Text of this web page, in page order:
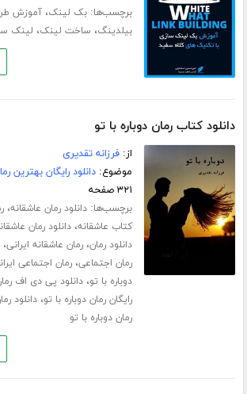
برچسب‌ها:بک لینک،آموزش
بیلدینگ، ساخت لینک، لینک
دانلود کتاب رمان دوباره با تو
از:فرزانه تقدیری
موضوع:دانلود رایگان بهترین
۳۲۱ صفحه
برچسب‌ها:دانلود رمان عاشقانه،
کتاب عاشقانه،دانلود رمان
دانلود رمان،رمان عاشقانه ایرانی،
رمان اجتماعی،رمان اجتماعی
دوباره با تو،دانلود پی دی اف
رایگان رمان دوباره با تو،دانلود
رمان دوباره با تو